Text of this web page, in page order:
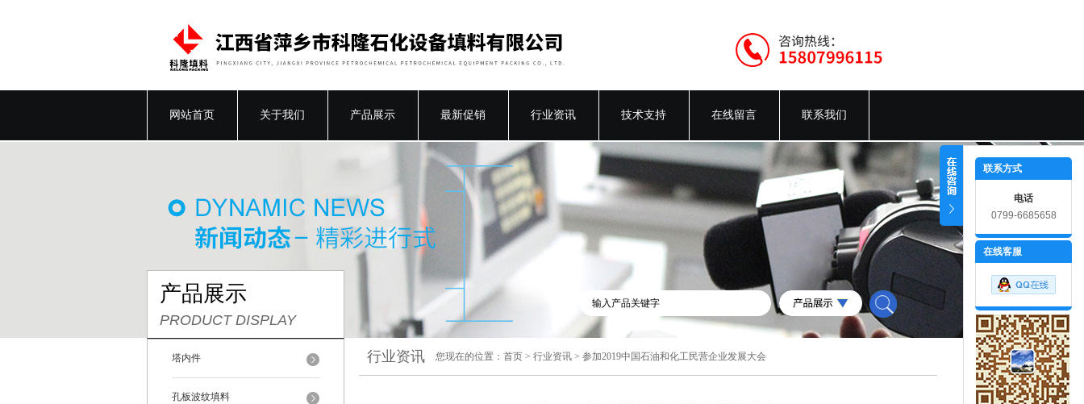
网站首页 关于我们 产品展示 最新促销 行业资讯 技术支持 在线留言 联系我们
产品展示
PRODUCT DISPLAY
塔内件
孔板波纹填料
行业资讯 您现在的位置： 首页 > 行业资讯 > 参加2019中国石油和化工民营企业发展大会
联系方式
电话
0799-6685658
在线客服